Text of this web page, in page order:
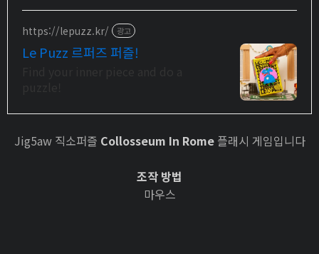
https://lepuzz.kr/ 광고
Le Puzz 르퍼즈 퍼즐!
Jig5aw 직소퍼즐 Collosseum In Rome플래시 게임입니다
조작 방법
마우스